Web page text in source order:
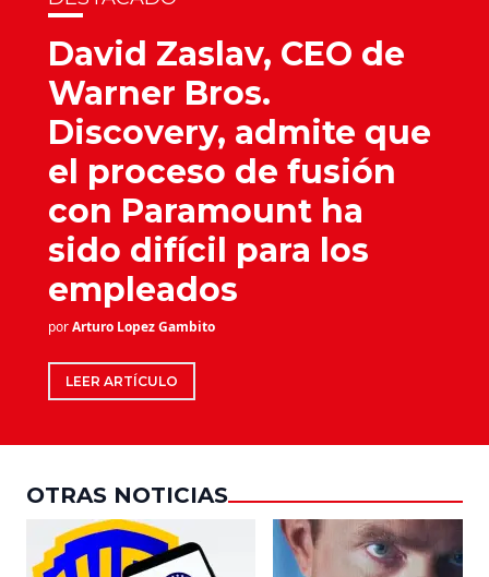
David Zaslav, CEO de
Warner Bros.
Discovery, admite que
el proceso de fusión
con Paramount ha
sido difícil para los
empleados
porArturo Lopez Gambito
LEER ARTÍCULO
OTRAS NOTICIAS